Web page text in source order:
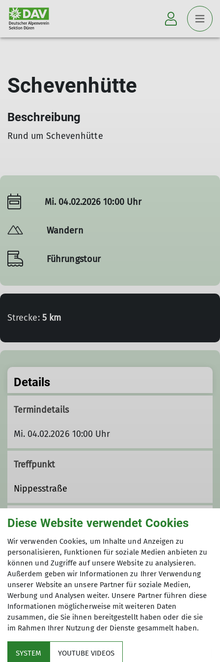
Schevenhütte
Beschreibung
Rund um Schevenhütte
Mi. 04.02.2026 10:00 Uhr
Wandern
Führungstour
Strecke: 5 km
Details
Termindetails
Mi. 04.02.2026 10:00 Uhr
Treffpunkt
Nippesstraße
Organisation
Helmut Ludwig
Gruppe
Wandergruppe 3
Diese Website verwendet Cookies
Wir verwenden Cookies, um Inhalte und Anzeigen zu
personalisieren, Funktionen für soziale Medien anbieten zu
können und Zugriffe auf unsere Website zu analysieren.
Außerdem geben wir Informationen zu Ihrer Verwendung
unserer Website an unsere Partner für soziale Medien,
Werbung und Analysen weiter. Unsere Partner führen diese
Informationen möglicherweise mit weiteren Daten
zusammen, die Sie ihnen bereitgestellt haben oder die sie
im Rahmen Ihrer Nutzung der Dienste gesammelt haben.
SYSTEM YOUTUBE VIDEOS